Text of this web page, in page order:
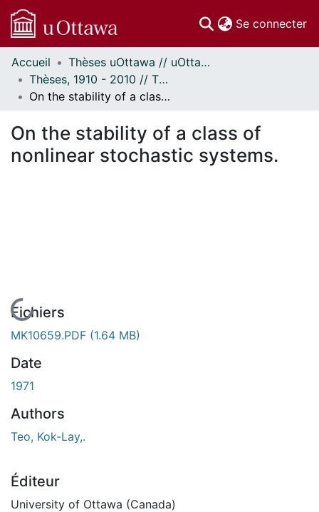
Se connecter
Communautés
et collections
Parcourir
À propos
Accueil
Thèses uOttawa // uOttawa Theses
Thèses, 1910 - 2010 // Theses, 1910 - 2010
On the stability of a class of nonlinear stochastic systems.
On the stability of a class of
nonlinear stochastic systems.
En cours de chargement...
Fichiers
MK10659.PDF (1.64 MB)
Date
1971
Authors
Teo, Kok-Lay,.
Éditeur
University of Ottawa (Canada)